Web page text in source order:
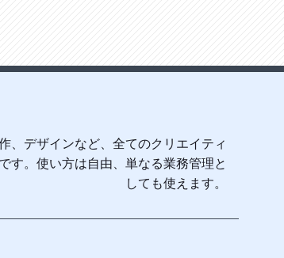
、デザインなど、全てのクリエイティ
す。使い方は自由、単なる業務管理と
しても使えます。